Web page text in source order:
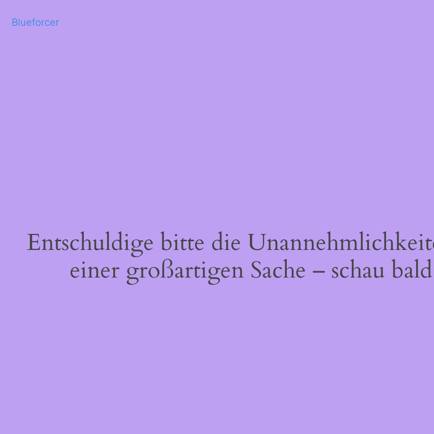
Blueforcer
Entschuldige bitte die
einer großartigen Sache – schau